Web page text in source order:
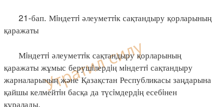
21-бап. Мiндеттi әлеуметтiк сақтандыру қорларының
қаражаты
Мiндеттi әлеуметтiк сақтандыру қорларының
қаражаты жұмыс берушiлердiң мiндеттi сақтандыру
жарналарының және Қазақстан Республикасы заңдарына
қайшы келмейтiн басқа да түсiмдердiң есебiнен
құралады.